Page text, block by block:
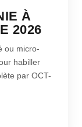
À
2026
ou micro-
habiller
par OCT-